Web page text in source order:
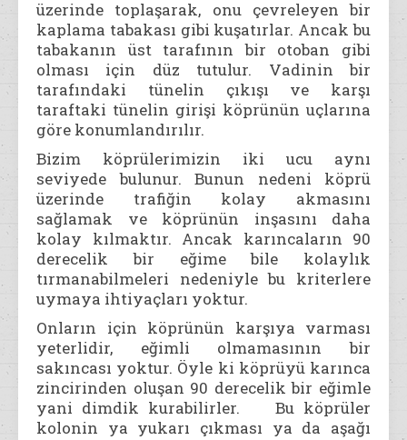
üzerinde toplaşarak, onu çevreleyen bir
kaplama tabakası gibi kuşatırlar. Ancak bu
tabakanın üst tarafının bir otoban gibi
olması için düz tutulur. Vadinin bir
tarafındaki tünelin çıkışı ve karşı
taraftaki tünelin girişi köprünün uçlarına
göre konumlandırılır.
Bizim köprülerimizin iki ucu aynı
seviyede bulunur. Bunun nedeni köprü
üzerinde trafiğin kolay akmasını
sağlamak ve köprünün inşasını daha
kolay kılmaktır. Ancak karıncaların 90
derecelik bir eğime bile kolaylık
tırmanabilmeleri nedeniyle bu kriterlere
uymaya ihtiyaçları yoktur.
Onların için köprünün karşıya varması
yeterlidir, eğimli olmamasının bir
sakıncası yoktur. Öyle ki köprüyü karınca
zincirinden oluşan 90 derecelik bir eğimle
yani dimdik kurabilirler. Bu köprüler
kolonin ya yukarı çıkması ya da aşağı